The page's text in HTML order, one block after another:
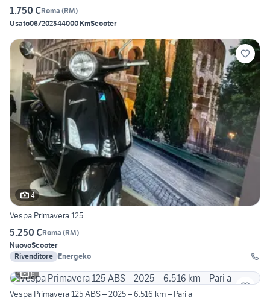
1.750 €Roma (RM)
Usato06/202344000 KmScooter
4
Vespa Primavera 125
5.250 €Roma (RM)
NuovoScooter
Rivenditore Energeko
6
Vespa Primavera 125 ABS – 2025 – 6.516 km – Pari a